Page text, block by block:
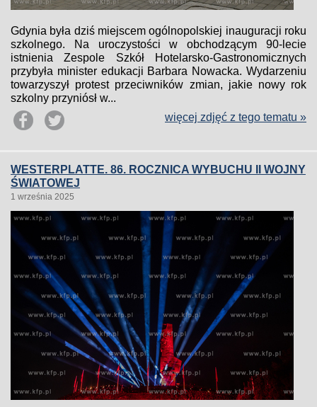
Gdynia była dziś miejscem ogólnopolskiej inauguracji roku
szkolnego. Na uroczystości w obchodzącym 90-lecie
istnienia Zespole Szkół Hotelarsko-Gastronomicznych
przybyła minister edukacji Barbara Nowacka. Wydarzeniu
towarzyszył protest przeciwników zmian, jakie nowy rok
szkolny przyniósł w...
więcej zdjęć z tego tematu »
WESTERPLATTE. 86. ROCZNICA WYBUCHU II WOJNY
ŚWIATOWEJ
1 września 2025